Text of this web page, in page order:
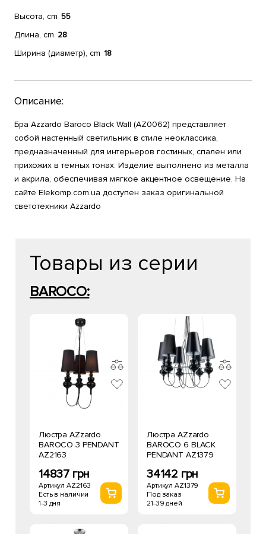
Высота, cm 55
Длина, cm 28
Ширина (диаметр), cm 18
Описание:
Бра Azzardo Baroco Black Wall (AZ0062) представляет
собой настенный светильник в стиле неоклассика,
предназначенный для интерьеров гостиных, спален или
прихожих в темных тонах. Изделие выполнено из металла
и акрила, обеспечивая мягкое акцентное освещение. На
сайте Elekomp.com.ua доступен заказ оригинальной
светотехники Azzardo
Товары из серии
BAROCO:
Люстра AZzardo
BAROCO 3 PENDANT
AZ2163
14837 грн
Артикул AZ2163
Есть в наличии
1-3 дня
Люстра AZzardo
BAROCO 6 BLACK
PENDANT AZ1379
34142 грн
Артикул AZ1379
Под заказ
21-39 дней